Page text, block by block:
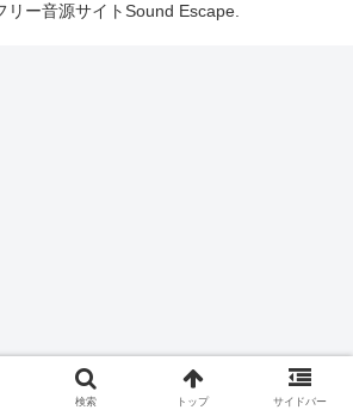
リー音源サイトSound Escape.
検索 トップ サイドバー